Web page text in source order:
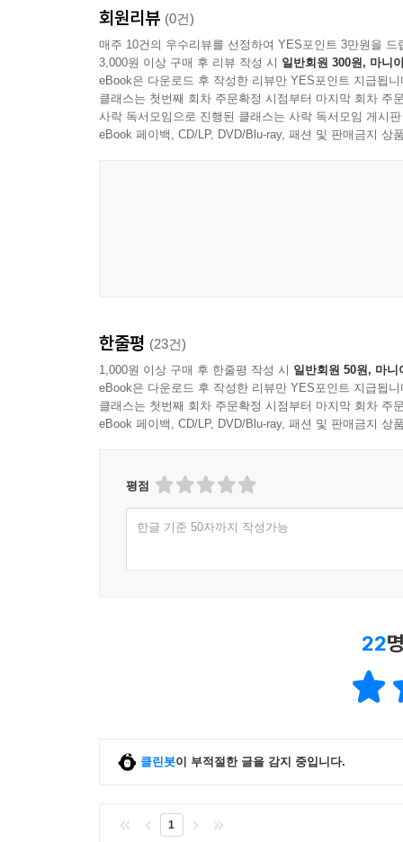
회원리뷰 (0건)
매주 10건의 우수리뷰를 선정하여 YES포인트 3만원을 드
3,000원 이상 구매 후 리뷰 작성 시 일반회원 300원, 마니
eBook은 다운로드 후 작성한 리뷰만 YES포인트 지급됩니
클래스는 첫번째 회차 주문확정 시점부터 마지막 회차 주
사락 독서모임으로 진행된 클래스는 사락 독서모임 게시
eBook 페이백, CD/LP, DVD/Blu-ray, 패션 및 판매금지 상
한줄평 (23건)
1,000원 이상 구매 후 한줄평 작성 시 일반회원 50원, 마니
eBook은 다운로드 후 작성한 리뷰만 YES포인트 지급됩니
클래스는 첫번째 회차 주문확정 시점부터 마지막 회차 주
eBook 페이백, CD/LP, DVD/Blu-ray, 패션 및 판매금지 상
평점
한글 기준 50자까지 작성가능
22
클린봇이 부적절한 글을 감지 중입니다.
1